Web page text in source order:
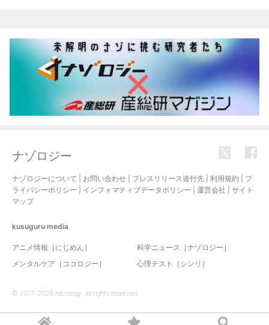
ナゾロジー
ナゾロジーについて お問い合わせ プレスリリース送付先 利用規約
プ
ライバシーポリシー
インフォマティブデータポリシー 運営会社
サイト
マップ
kusuguru media
アニメ情報［にじめん］
科学ニュース［ナゾロジー］
メンタルケア［ココロジー］
心理テスト［シンリ］
© 2017-2026 nazology. all rights reserved.